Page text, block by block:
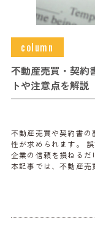
column
不動産売買・契約
トや注意点を解説
不動産売買や契約書の
性が求められます。
企業の信頼を損ねるだ
本記事では、不動産